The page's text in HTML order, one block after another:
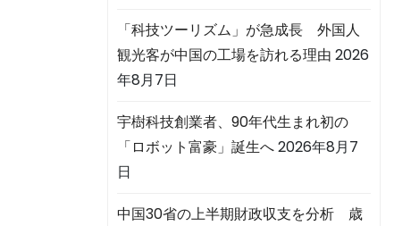
「科技ツーリズム」が急成長 外国人
観光客が中国の工場を訪れる理由 2026
年8月7日
宇樹科技創業者、90年代生まれ初の
「ロボット富豪」誕生へ2026年8月7
日
中国30省の上半期財政収支を分析 歳